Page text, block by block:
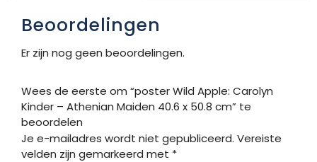
Beoordelingen
Er zijn nog geen beoordelingen.
Wees de eerste om “poster Wild Apple: Carolyn
Kinder – Athenian Maiden 40.6 x 50.8 cm” te
beoordelen
Je e-mailadres wordt niet gepubliceerd. Vereiste
velden zijn gemarkeerd met *